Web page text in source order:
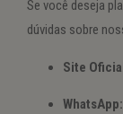
Se você deseja
dúvidas sobre
Site
WhatsApp: